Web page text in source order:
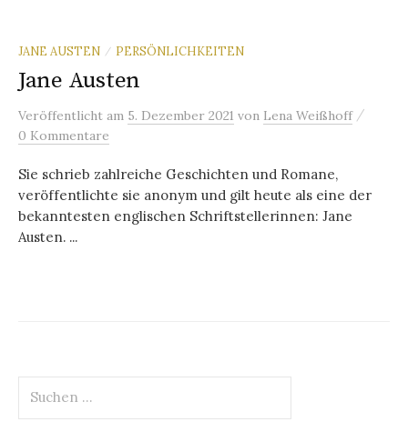
JANE AUSTEN / PERSÖNLICHKEITEN
Jane Austen
Veröffentlicht am 5. Dezember 2021 von Lena Weißhoff /
0 Kommentare
Sie schrieb zahlreiche Geschichten und Romane,
veröffentlichte sie anonym und gilt heute als eine der
bekanntesten englischen Schriftstellerinnen: Jane
Austen. ...
nach: